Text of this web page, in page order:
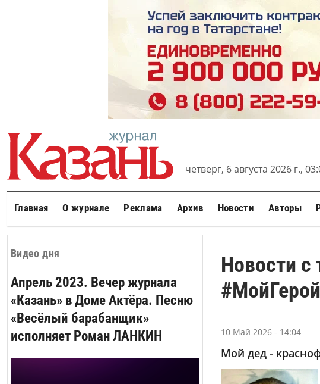
четверг, 6 августа 2026 г.,
Главная О журнале Реклама Архив Новости Авторы
Видео дня
Апрель 2023. Вечер журнала
«Казань» в Доме Актёра. Песню
«Весёлый барабанщик»
исполняет Роман ЛАНКИН
Новости с
10 Май 2026 - 14:04
Мой дед -